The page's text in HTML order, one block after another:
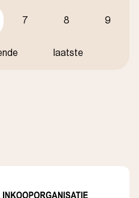
Pagina
7 Pagina
8 Pagina
9
Laatste
laatste